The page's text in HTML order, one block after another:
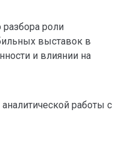
разбора роли
выставок в
и влиянии на
работы с